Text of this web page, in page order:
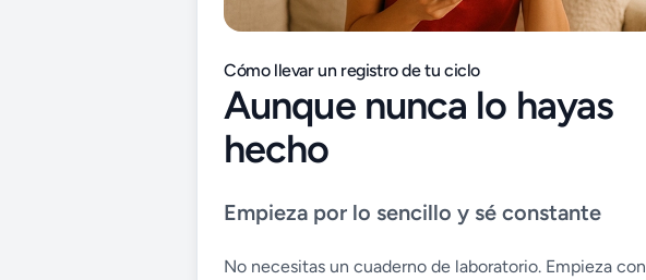
Cómo llevar un registro de tu ciclo
Aunque nunca lo hayas
hecho
Empieza por lo sencillo y sé constante
No necesitas un cuaderno de laboratorio. Empieza con